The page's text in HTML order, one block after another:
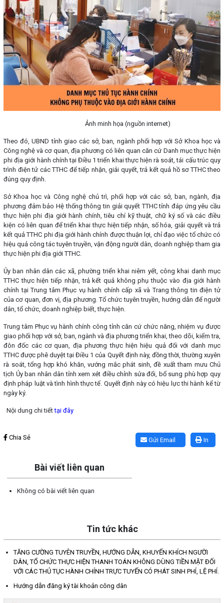
Ảnh minh họa (nguồn internet)
Theo đó, UBND tỉnh giao các sở, ban, ngành phối hợp với Sở Khoa học và
Công nghệ và cơ quan, địa phương có liên quan căn cứ Danh mục thực hiện
phi địa giới hành chính tại Điều 1 triển khai thực hiện rà soát, tái cấu trúc quy
trình điện tử các TTHC để tiếp nhận, giải quyết, trả kết quả hồ sơ TTHC theo
đúng quy định.
Sở Khoa học và Công nghệ chủ trì, phối hợp với các sở, ban, ngành, địa
phương đảm bảo Hệ thống thông tin giải quyết TTHC tỉnh đáp ứng yêu cầu
thực hiện phi địa giới hành chính, tiêu chí kỹ thuật, chữ ký số và các điều
kiện có liên quan để triển khai thực hiện tiếp nhận, số hóa, giải quyết và trả
kết quả TTHC phi địa giới hành chính được thuận lợi, chỉ đạo việc tổ chức có
hiệu quả công tác tuyên truyền, vận động người dân, doanh nghiệp tham gia
thực hiện phi địa giới TTHC.
Ủy ban nhân dân các xã, phường triển khai niêm yết, công khai danh mục
TTHC thực hiện tiếp nhận, trả kết quả không phụ thuộc vào địa giới hành
chính tại Trung tâm Phục vụ hành chính cấp xã và Trang thông tin điện tử
của cơ quan, đơn vị, địa phương. Tổ chức tuyên truyền, hướng dẫn để người
dân, tổ chức, doanh nghiệp biết, thực hiện.
Trung tâm Phục vụ hành chính công tỉnh căn cứ chức năng, nhiệm vụ được
giao phối hợp với sở, ban, ngành và địa phương triển khai, theo dõi, kiểm tra,
đôn đốc các cơ quan, địa phương thực hiện hiệu quả đối với danh mục
TTHC được phê duyệt tại Điều 1 của Quyết định này, đồng thời, thường xuyên
rà soát, tổng hợp khó khăn, vướng mắc phát sinh, đề xuất tham mưu Chủ
tịch Ủy ban nhân dân tỉnh xem xét điều chỉnh sửa đổi, bổ sung phù hợp quy
định pháp luật và tình hình thực tế. Quyết định này có hiệu lực thi hành kể từ
ngày ký.
Nội dung chi tiếttại đây
In
Gửi Email
Chia Sẻ
Bài viết liên quan
Không có bài viết liên quan
Tin tức khác
TĂNG CƯỜNG TUYÊN TRUYỀN, HƯỚNG DẪN, KHUYẾN KHÍCH NGƯỜI
DÂN, TỔ CHỨC THỰC HIỆN THANH TOÁN KHÔNG DÙNG TIỀN MẶT ĐỐI
VỚI CÁC THỦ TỤC HÀNH CHÍNH TRỰC TUYẾN CÓ PHÁT SINH PHÍ, LỆ PHÍ.
Hướng dẫn đăng ký tài khoản công dân